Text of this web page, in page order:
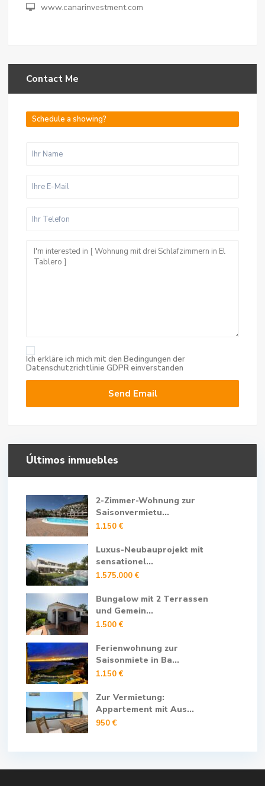
www.canarinvestment.com
Contact Me
Schedule a showing?
Ich erkläre ich mich mit den Bedingungen der
Datenschutzrichtlinie GDPR einverstanden
Últimos inmuebles
2-Zimmer-Wohnung zur
Saisonvermietu...
1.150 €
Luxus-Neubauprojekt mit
sensationel...
1.575.000 €
Bungalow mit 2 Terrassen
und Gemein...
1.500 €
Ferienwohnung zur
Saisonmiete in Ba...
1.150 €
Zur Vermietung:
Appartement mit Aus...
950 €